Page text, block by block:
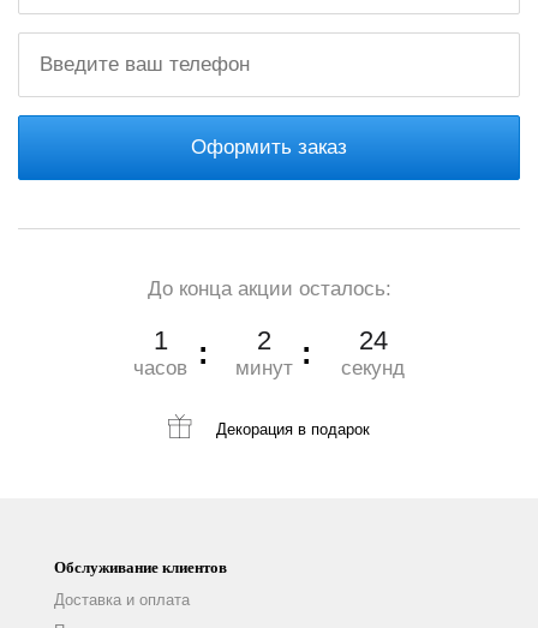
Оформить заказ
До конца акции осталось:
1
часов
2
минут
23
секунд
Декорация в подарок
Обслуживание клиентов
Доставка и оплата